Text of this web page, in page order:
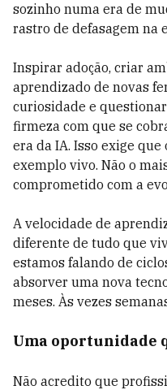
sozinho numa era de
rastro de defasagem na
Inspirar adoção, criar
aprendizado de novas
curiosidade e
firmeza com que se
era da IA. Isso exige
exemplo vivo. Não o
comprometido com a
A velocidade de
diferente de tudo que
estamos falando de
absorver uma nova
meses. Às vezes
Uma oportunidade
Não acredito que